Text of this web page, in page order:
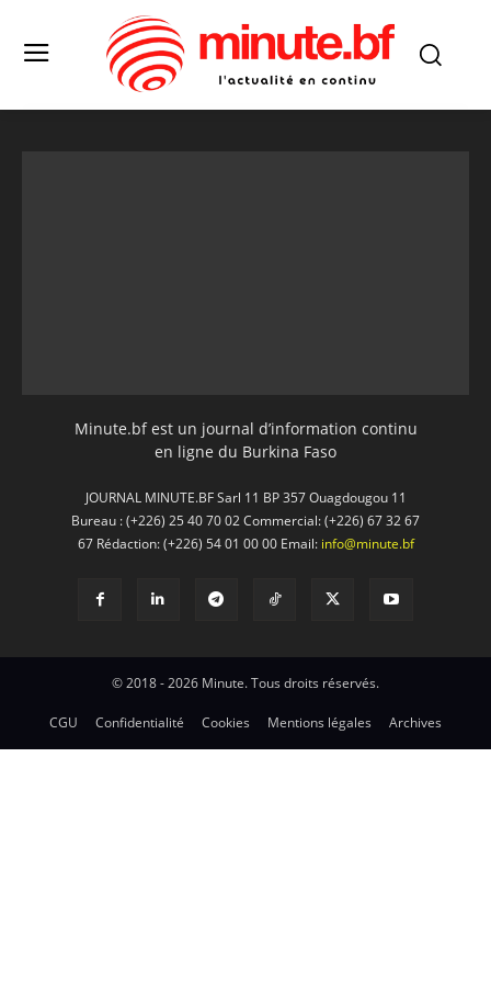
Minute.bf est un journal d’information continu
en ligne du Burkina Faso
JOURNAL MINUTE.BF Sarl 11 BP 357 Ouagdougou 11
Bureau : (+226) 25 40 70 02 Commercial: (+226) 67 32 67
67 Rédaction: (+226) 54 01 00 00 Email: info@minute.bf
© 2018 - 2026 Minute. Tous droits réservés.
CGU Confidentialité Cookies Mentions légales Archives